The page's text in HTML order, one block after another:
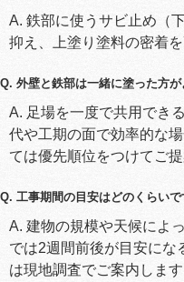
A. 鉄部に使うサビ止め（
抑え、上塗り塗料の密着
Q. 外壁と鉄部は一緒に塗った方が
A. 足場を一度で共用でき
代や工期の面で効率的な
ては優先順位をつけてご提
Q. 工事期間の目安はどのくらいで
A. 建物の規模や天候によ
では2週間前後が目安にな
は現地調査でご案内します